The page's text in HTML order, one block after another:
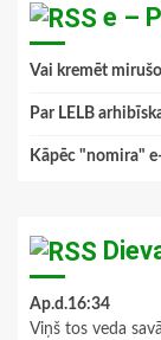
e –
Vai kremēt
Par LELB
Kāpēc "nomira"
Ap.d.16:34
Viņš tos veda